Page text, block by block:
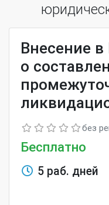
Внесение
о
без
Бесплатно
5 раб. дней